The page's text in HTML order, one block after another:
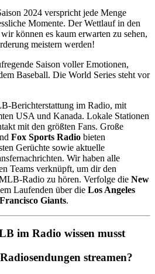
2024 verspricht jede Menge
Momente. Der Wettlauf in den
können es kaum erwarten zu sehen,
meistern werden!
Saison voller Emotionen,
Baseball. Die World Series steht vor
Berichterstattung im Radio, mit
USA und Kanada. Lokale Stationen
mit den größten Fans. Große
Fox Sports Radio bieten
Gerüchte sowie aktuelle
Wir haben alle
Teams verknüpft, um dir den
Radio zu hören. Verfolge die New
Laufenden über die Los Angeles
Giants.
im Radio wissen musst
streamen?